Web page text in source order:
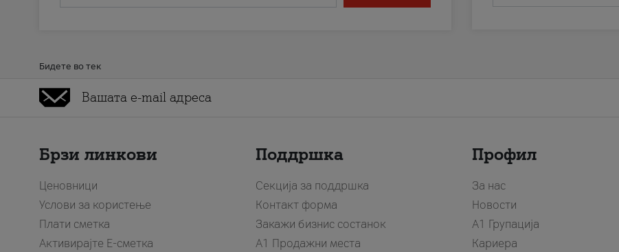
Бидете во тек
Брзи линкови
Ценовници
Услови за користење
Плати сметка
Активирајте Е-сметка
Поддршка
Секција за поддршка
Контакт форма
Закажи бизнис состанок
A1 Продажни места
Профил
За нас
Новости
А1 Групација
Кариера